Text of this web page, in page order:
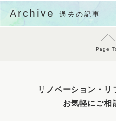
Archive 過去の記事
Page
リノベーション・リ
お気軽にご相